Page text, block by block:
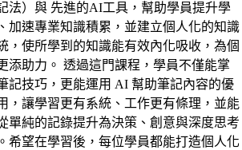
法）與 先進的AI工具，幫助學員提升學
加速專業知識積累，並建立個人化的知識
，使所學到的知識能有效內化吸收，為個
添助力。 透過這門課程，學員不僅能掌
記技巧，更能運用 AI 幫助筆記內容的優
，讓學習更有系統、工作更有條理，並能
單純的記錄提升為決策、創意與深度思考
希望在學習後，每位學員都能打造個人化